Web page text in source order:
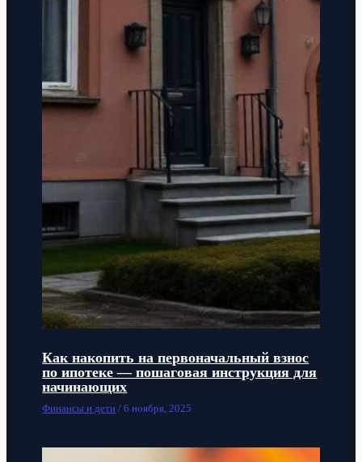
Как накопить на первоначальный взнос
по ипотеке — пошаговая инструкция для
начинающих
Финансы и дети /6 ноября, 2025